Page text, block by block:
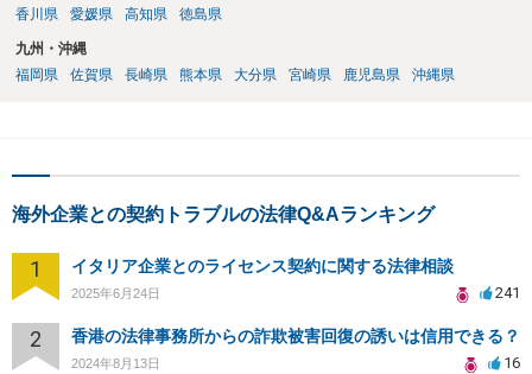
香川県
愛媛県 高知県 徳島県
九州・沖縄
福岡県
佐賀県 長崎県 熊本県 大分県 宮崎県 鹿児島県 沖縄県
海外企業との契約トラブルの法律Q&Aランキング
1 イタリア企業とのライセンス契約に関する法律相談
2025年6月24日 241
2 香港の法律事務所からの詐欺被害回復の誘いは信用できる？
2024年8月13日 16